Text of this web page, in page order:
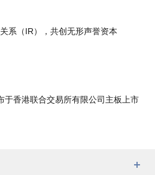
系（IR），共创无形声誉资本
于香港联合交易所有限公司主板上市